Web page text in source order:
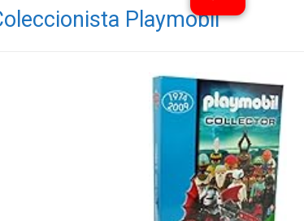
Playmobil